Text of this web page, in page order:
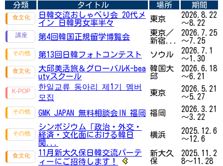
分類 タイトル 場所
期間
日韓交流おしゃべり会 20代メ
イン 日韓男女率半々
東京
2026.8.22
～8.22
第4回韓国正規留学博覧会
東京／
新宿...
2026.7.25
～7.25
第13回日韓フォトコンテスト
ソウル
2026.7.1
～1.30
大邱美活旅＆グローバルK-bea
utyスクール
韓国大
邱
2026.6.18
～6.21
한일교류 동아리 제1기 멤버
모집
東京
2026.5.21
～5.27
GMK JAPAN 無料相談会IN 福岡 福岡
2026.3.21
～3.22
シンポジウム「政治・外交・
経済・文化面における韓日
関...
横浜
2025.12.6
～12.6
11月新大久保日韓交流パーテ
ィーにご招待します！
新大久
保
2025.11.2
8～11.28